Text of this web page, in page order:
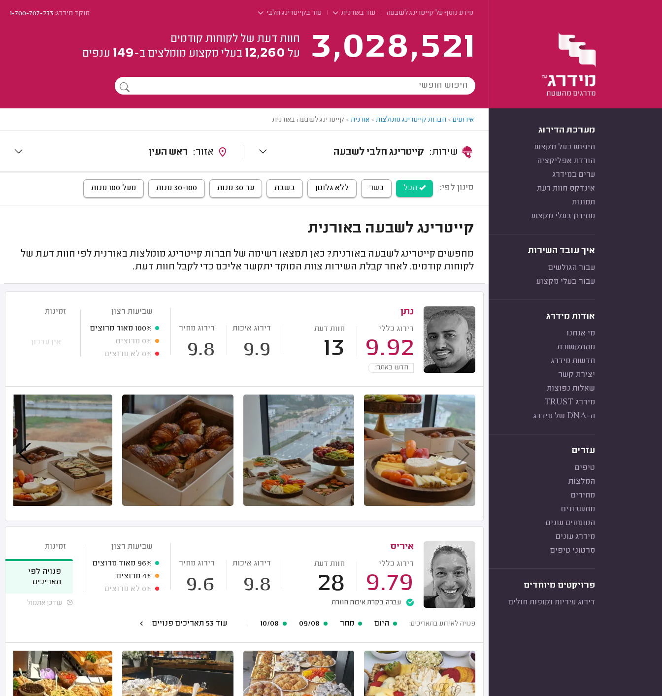
מידע נוסף על קייטרינג לשבעה עוד באורנית עוד בקייטרינג חלבי מוקד מידרג:1-700-707-233
3,028,521
חוות דעת של לקוחות קודמים
על 12,260 בעלי מקצוע מומלצים ב-149 ענפים
מערכת הדירוג
חיפוש בעל מקצוע
הורדת אפליקציה
ערים במידרג
אינדקס חוות דעת
תמונות
מחירון בעלי מקצוע
איך עובד השירות
עבור הגולשים
עבור בעלי מקצוע
אודות מידרג
מי אנחנו
מהתקשורת
חדשות מידרג
יצירת קשר
שאלות נפוצות
מידרג TRUST
ה-DNA של מידרג
עזרים
טיפים
המלצות
מחירים
מחשבונים
המומחים עונים
מידרג עונים
סרטוני טיפים
פרויקטים מיוחדים
דירוג עיריות וקופות חולים
אירועים> חברות קייטרינג מומלצות> אורנית> קייטרינג לשבעה באורנית
קייטרינג חלבי לשבעה ראש העין
סינון לפי: הכל כשר ללא גלוטן בשבת עד 30 מנות 30-100 מנות מעל 100 מנות
קייטרינג לשבעה באורנית
מחפשים קייטרינג לשבעה באורנית? כאן תמצאו רשימה של חברות קייטרינג מומלצות באורנית לפי חוות דעת של
לקוחות קודמים. לאחר קבלת השירות צוות המוקד יתקשר אליכם כדי לקבל חוות דעת.
נתן
דירוג כללי
9.92
חוות דעת
13
דירוג איכות
9.9
דירוג מחיר
9.8
חדש באתר!
שביעות רצון
100% מאוד מרוצים
0% מרוצים
0% לא מרוצים
זמינות
אין עדכון
איריס
דירוג כללי
9.79
חוות דעת
28
דירוג איכות
9.8
דירוג מחיר
9.6
עברה בקרת איכות חוזרת
שביעות רצון
96% מאוד מרוצים
4% מרוצים
0% לא מרוצים
זמינות
פנויה לפי
תאריכים
עודכן אתמול
פנויה לאירוע בתאריכים: היום מחר עוד 53 תאריכים פנויים